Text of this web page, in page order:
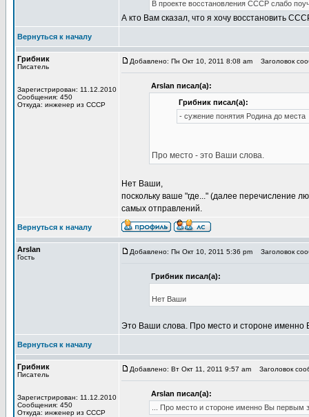
В проекте восстановления СССР слабо
А кто Вам сказал, что я хочу восстановить
Вернуться к началу
Грибник
Писатель
Зарегистрирован: 11.12.2010
Сообщения: 450
Откуда: инженер из СССР
Добавлено: Пн Окт 10, 2011 8:08 am Заголовок
Arslan писал(а):
Грибник писал(а):
- сужение понятия Родина до места
Про место - это Ваши слова.
Нет Ваши,
поскольку ваше "где..." (далее перечисление
самых отправлений.
Вернуться к началу
Arslan
Гость
Добавлено: Пн Окт 10, 2011 5:36 pm Заголовок
Грибник писал(а):
Нет Ваши
Это Ваши слова. Про место и стороне именно
Вернуться к началу
Грибник
Писатель
Зарегистрирован: 11.12.2010
Сообщения: 450
Откуда: инженер из СССР
Добавлено: Вт Окт 11, 2011 9:57 am Заголовок
Arslan писал(а):
... Про место и стороне именно Вы первым